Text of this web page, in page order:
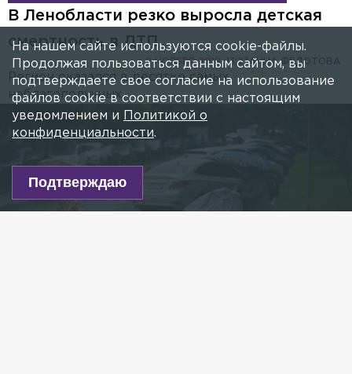
В Ленобласти резко выросла детская
смертность в ДТП
АННА ФЕДОТОВА
2 НОЯБРЯ 2018, 13:23
Регион оказался в десятке самых
неблагополучных.
На нашем сайте используются cookie-файлы.
Продолжая пользоваться данным сайтом, вы
подтверждаете свое согласие на использование
файлов cookie в соответствии с настоящим
уведомлением и
Политикой о
конфиденциальности.
Подтверждаю